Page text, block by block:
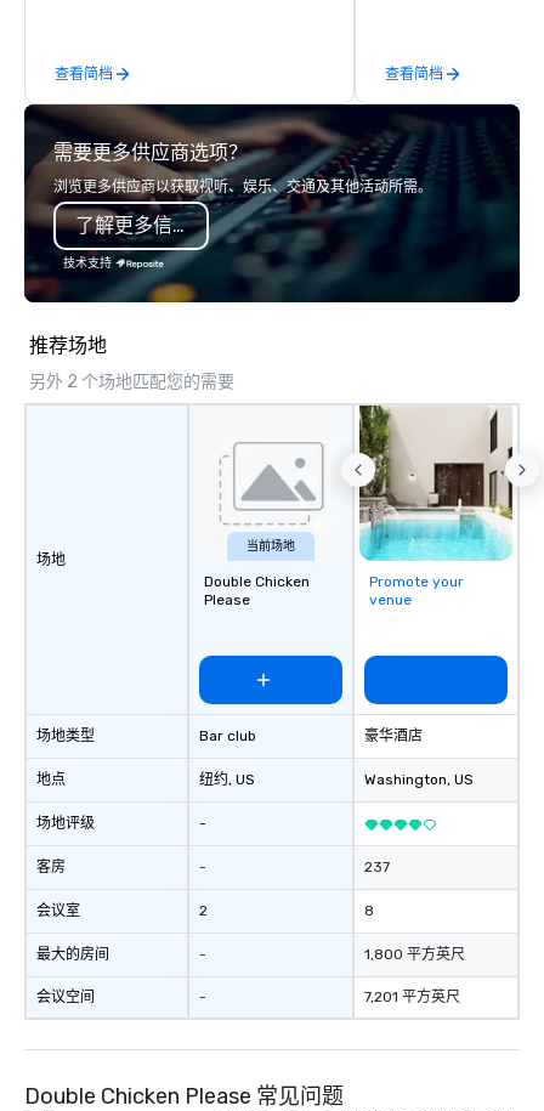
celebrating a milestone, a premium
chocolate box from Ethel M
Chocolates leaves a lasting
impression. We also provide custom
sleeves for our chocolates, allowing
you to create a truly unique gift for
any event. Enjoy our white glove
service and an elevated chocolate
experience that sets your gift apart.
查看简档
Seaport Museum and
largest concentration
maritime buildings,
reclaimed for New
dynamic food, drink,
retail, and
District comes out of
port of discovery. For history buffs,
Pier 17 is one of the
places in NYC. The
of New York in the
century was driven
York’s position as an
exchange and cargo
emerging American
shipping, maritime
was known as the
and the Wavertree,
alongside Pier 17 to
New York City in 1895
Seaport Museum in
through a 16-month,
ships that built New
director of the South
Museum. A hub of
查看简档
需要更多供应商选项？
浏览更多供应商以获取视听、娱乐、交通及其他活动所需。
了解更多信息
技术支持
推荐场地
另外 2 个场地匹配您的需要
场地
场地类型
地点
场地评级
客房
会议室
最大的房间
会议空间
当前场地
Double Chicken
Please
Bar club
纽约, US
-
-
2
-
-
Promote your
venue
豪华酒店
Washington, US
237
8
1,800 平方英尺
7,201 平方英尺
Double Chicken Please 常见问题